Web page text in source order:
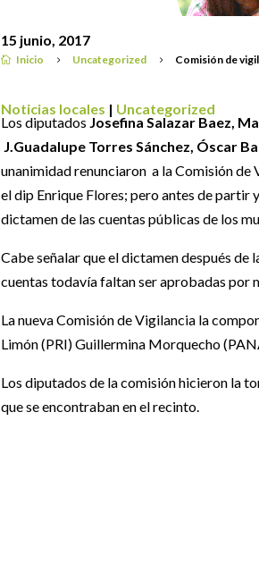
 Inicio 5 Uncategorized 5 Comisión de
Noticias locales | Uncategorized
15 junio, 2017
Los diputados Josefina Salazar Baez,
J.Guadalupe Torres Sánchez, Óscar
unanimidad renunciaron a la Comisión de
el dip Enrique Flores; pero antes de
dictamen de las cuentas públicas de los
Cabe señalar que el dictamen después
cuentas todavía faltan ser aprobadas por
La nueva Comisión de Vigilancia la
Limón (PRI) Guillermina Morquecho
Los diputados de la comisión hicieron la
que se encontraban en el recinto.